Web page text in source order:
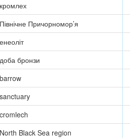
кромлех
Північне Причорномор’я
енеоліт
доба бронзи
barrow
sanctuary
cromlech
North Black Sea region